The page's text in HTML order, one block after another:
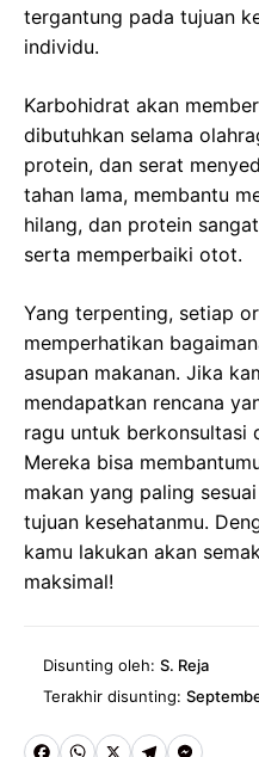
tergantung pada tujuan
individu.
Karbohidrat akan
dibutuhkan selama
protein, dan serat
tahan lama, membantu
hilang, dan protein
serta memperbaiki otot.
Yang terpenting, setiap
memperhatikan
asupan makanan. Jika
mendapatkan rencana
ragu untuk berkonsultasi
Mereka bisa
makan yang paling
tujuan kesehatanmu.
kamu lakukan akan
maksimal!
Disunting oleh: S. Reja
Terakhir disunting: